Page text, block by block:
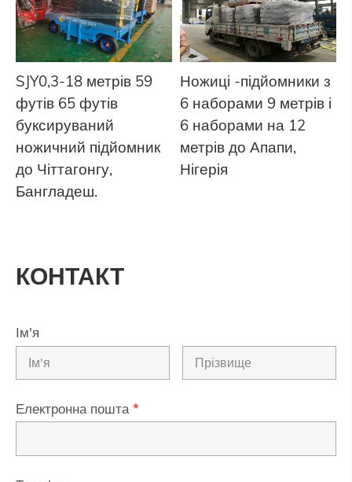
SJY0,3-18 метрів 59
футів 65 футів
буксируваний
ножичний підйомник
до Чіттагонгу,
Бангладеш.
Ножиці -підйомники з
6 наборами 9 метрів і
6 наборами на 12
метрів до Апапи,
Нігерія
КОНТАКТ
Ім'я
Електронна пошта *